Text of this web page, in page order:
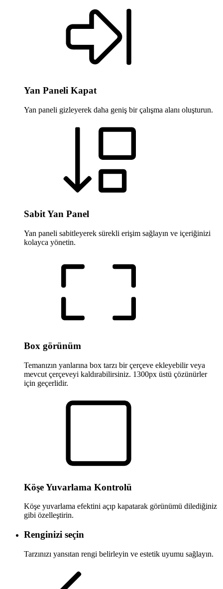
Yan Paneli Kapat
Yan paneli gizleyerek daha geniş bir çalışma alanı oluşturun.
Sabit Yan Panel
Yan paneli sabitleyerek sürekli erişim sağlayın ve içeriğinizi
kolayca yönetin.
Box görünüm
Temanızın yanlarına box tarzı bir çerçeve ekleyebilir veya
mevcut çerçeveyi kaldırabilirsiniz. 1300px üstü çözünürler
için geçerlidir.
Köşe Yuvarlama Kontrolü
Köşe yuvarlama efektini açıp kapatarak görünümü dilediğiniz
gibi özelleştirin.
Renginizi seçin
Tarzınızı yansıtan rengi belirleyin ve estetik uyumu sağlayın.